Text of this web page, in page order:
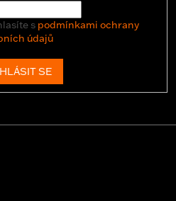
s podmínkami ochrany
údajů
SE